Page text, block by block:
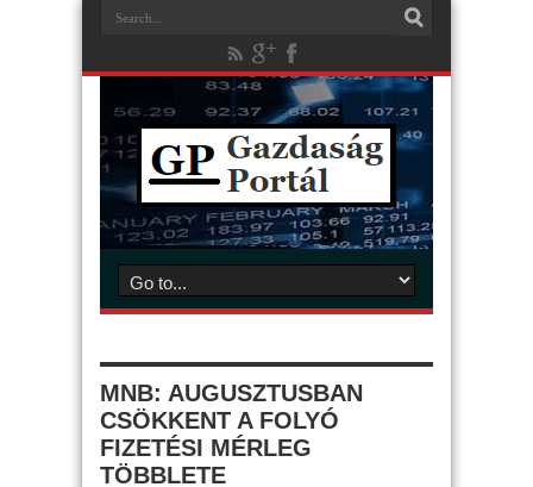
MNB: AUGUSZTUSBAN
CSÖKKENT A FOLYÓ
FIZETÉSI MÉRLEG
TÖBBLETE